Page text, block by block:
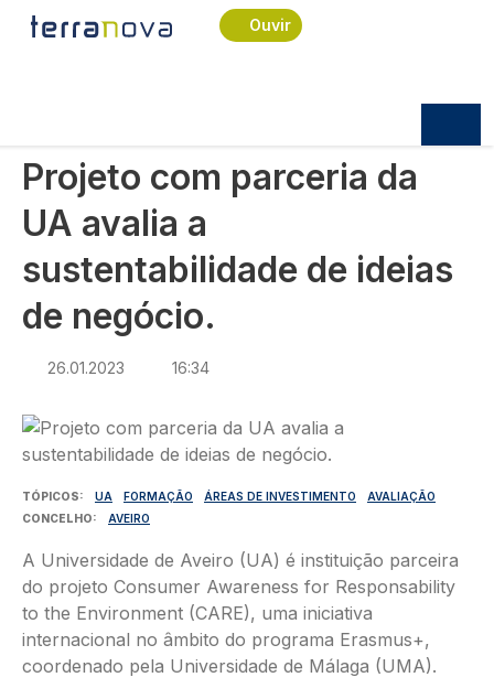
Passar para o conteúdo principal
Ouvir
Navegação estrutural
Início
Sociedade
Projeto com parceria da UA avalia a
Projeto com parceria da
UA avalia a
sustentabilidade de ideias
de negócio.
26.01.2023 16:34
Imagem
TÓPICOS UA FORMAÇÃO ÁREAS DE INVESTIMENTO
AVALIAÇÃO
CONCELHO
AVEIRO
A Universidade de Aveiro (UA) é instituição parceira
do projeto Consumer Awareness for Responsability
to the Environment (CARE), uma iniciativa
internacional no âmbito do programa Erasmus+,
coordenado pela Universidade de Málaga (UMA).